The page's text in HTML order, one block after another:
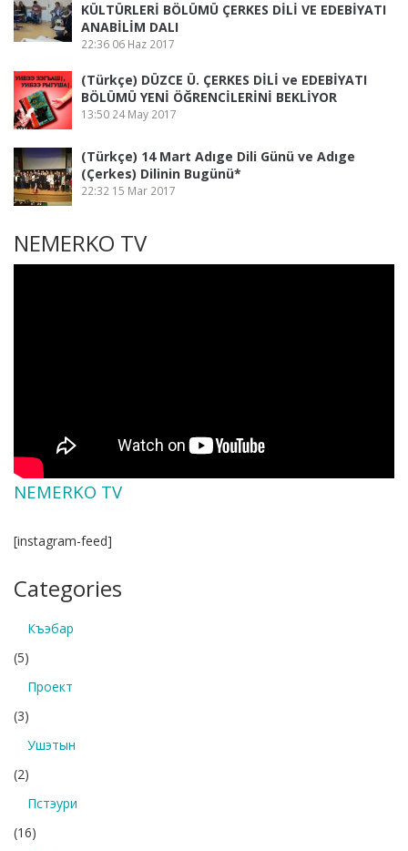
KÜLTÜRLERİ BÖLÜMÜ ÇERKES DİLİ VE EDEBİYATI
ANABİLİM DALI
22:36 06 Haz 2017
(Türkçe) DÜZCE Ü. ÇERKES DİLİ ve EDEBİYATI
BÖLÜMÜ YENİ ÖĞRENCİLERİNİ BEKLİYOR
13:50 24 May 2017
(Türkçe) 14 Mart Adıge Dili Günü ve Adıge
(Çerkes) Dilinin Bugünü*
22:32 15 Mar 2017
NEMERKO TV
NEMERKO TV
[instagram-feed]
Categories
Къэбар
(5)
Проект
(3)
Ушэтын
(2)
Пстэури
(16)